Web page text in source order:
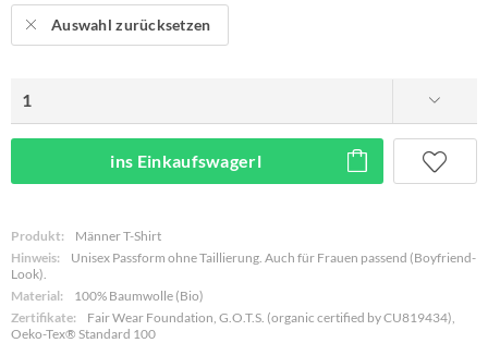
Auswahl zurücksetzen
ins Einkaufswagerl
Produkt:
Männer T-Shirt
Hinweis:
Unisex Passform ohne Taillierung. Auch für Frauen passend (Boyfriend-
Look).
Material:
100% Baumwolle (Bio)
Zertifikate:
Fair Wear Foundation, G.O.T.S. (organic certified by CU819434),
Oeko-Tex® Standard 100